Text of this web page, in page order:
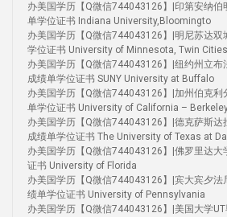
办美国学历【Q微信744043126】|印第安纳伯
单学位证书 Indiana University,Bloomingto
办美国学历【Q微信744043126】|明尼苏达双
学位证书 University of Minnesota, Twin Cities
办美国学历【Q微信744043126】|纽约州立布
成绩单学位证书 SUNY University at Buffalo
办美国学历【Q微信744043126】|加州伯克利
单学位证书 University of California –
办美国学历【Q微信744043126】|德克萨斯达
成绩单学位证书 The University of Texas at
办美国学历【Q微信744043126】|佛罗里达大
证书 University of Florida
办美国学历【Q微信744043126】|宾大宾夕法
绩单学位证书 University of Pennsylvania
办美国学历【Q微信744043126】|美国大学